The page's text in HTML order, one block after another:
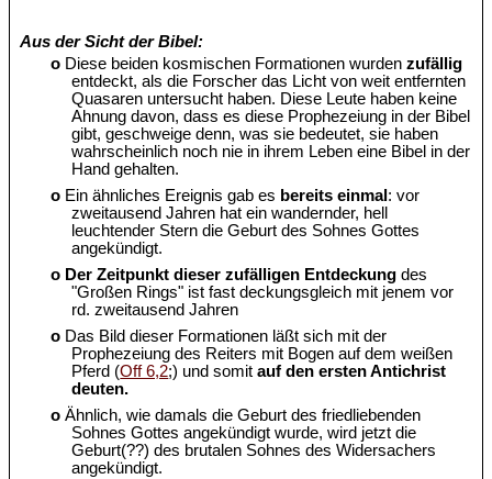
Aus der Sicht der Bibel:
o Diese beiden kosmischen Formationen wurdenzufällig
entdeckt, als die Forscher das Licht von weit entfernten
Quasaren untersucht haben. Diese Leute haben keine
Ahnung davon, dass es diese Prophezeiung in der Bibel
gibt, geschweige denn, was sie bedeutet, sie haben
wahrscheinlich noch nie in ihrem Leben eine Bibel in der
Hand gehalten.
o Ein ähnliches Ereignis gab es bereits einmal : vor
zweitausend Jahren hat ein wandernder, hell
leuchtender Stern die Geburt des Sohnes Gottes
angekündigt.
o Der Zeitpunkt dieser zufälligen Entdeckung des
"Großen Rings" ist fast deckungsgleich mit jenem vor
rd. zweitausend Jahren
o Das Bild dieser Formationen läßt sich mit der
Prophezeiung des Reiters mit Bogen auf dem weißen
Pferd (Off 6,2;) und somitauf den ersten Antichrist
deuten.
o Ähnlich, wie damals die Geburt des friedliebenden
Sohnes Gottes angekündigt wurde, wird jetzt die
Geburt(??) des brutalen Sohnes des Widersachers
angekündigt.